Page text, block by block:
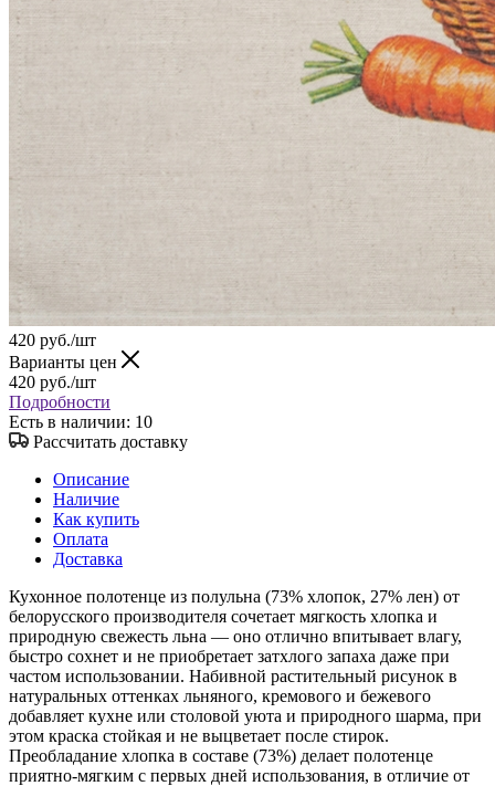
420 руб./шт
Варианты цен
420 руб./шт
Подробности
Есть в наличии: 10
Рассчитать доставку
Описание
Наличие
Как купить
Оплата
Доставка
Кухонное полотенце из полульна (73% хлопок, 27% лен) от
белорусского производителя сочетает мягкость хлопка и
природную свежесть льна — оно отлично впитывает влагу,
быстро сохнет и не приобретает затхлого запаха даже при
частом использовании. Набивной растительный рисунок в
натуральных оттенках льняного, кремового и бежевого
добавляет кухне или столовой уюта и природного шарма, при
этом краска стойкая и не выцветает после стирок.
Преобладание хлопка в составе (73%) делает полотенце
приятно-мягким с первых дней использования, в отличие от